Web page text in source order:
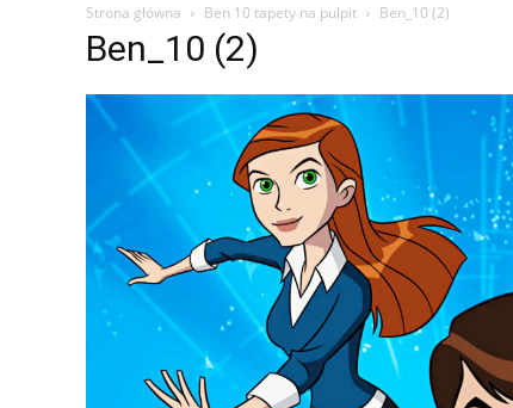
Strona główna Ben 10 tapety na pulpit Ben_10 (2)
Ben_10 (2)